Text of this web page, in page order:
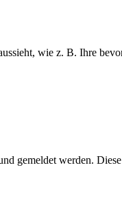
wie z. B. Ihre
gemeldet werden.